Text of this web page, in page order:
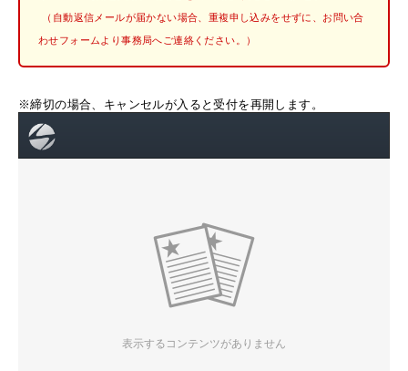
（自動返信メールが届かない場合、重複申し込みをせずに、お問い合
わせフォームより事務局へご連絡ください。）
※締切の場合、キャンセルが入ると受付を再開します。